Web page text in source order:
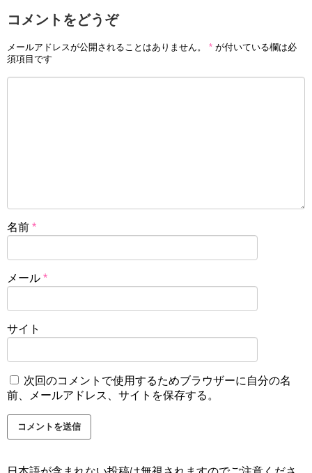
コメントをどうぞ
メールアドレスが公開されることはありません。 * が付いている欄は必
須項目です
名前 *
メール *
サイト
次回のコメントで使用するためブラウザーに自分の名
前、メールアドレス、サイトを保存する。